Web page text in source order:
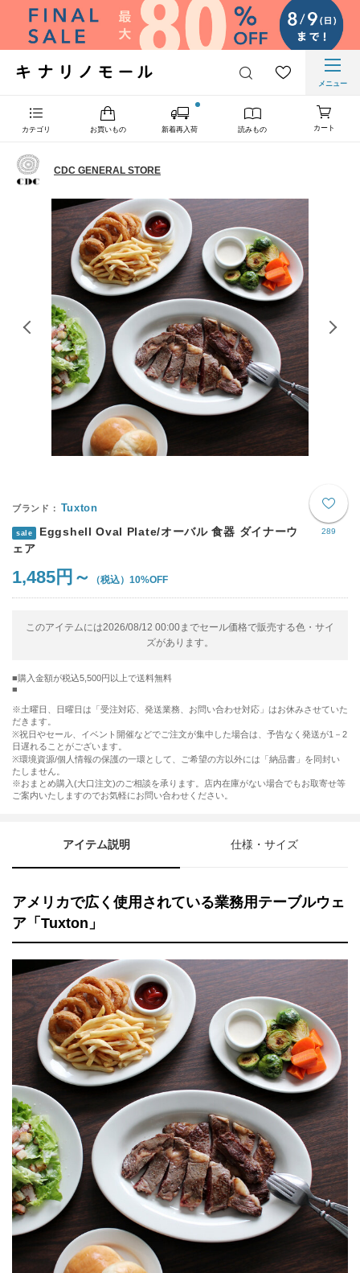
メニュー
カテゴリ お買いもの 新着再入荷 読みもの カート
CDC GENERAL STORE
289
Tuxton
sale
Eggshell Oval Plate/オーバル 食器 ダイナーウ
ェア
1,485円～ 10%OFF
このアイテムには2026/08/12 00:00までセール価格で販売する色・サイ
ズがあります。
購入金額が税込5,500円以上で送料無料
※土曜日、日曜日は「受注対応、発送業務、お問い合わせ対応」はお休みさせていた
だきます。
※祝日やセール、イベント開催などでご注文が集中した場合は、予告なく発送が1－2
日遅れることがございます。
※環境資源/個人情報の保護の一環として、ご希望の方以外には「納品書」を同封い
たしません。
※おまとめ購入(大口注文)のご相談を承ります。店内在庫がない場合でもお取寄せ等
ご案内いたしますのでお気軽にお問い合わせください。
アイテム説明 仕様・サイズ
アメリカで広く使用されている業務用テーブルウェ
ア「Tuxton」